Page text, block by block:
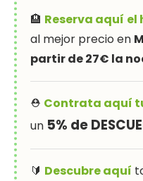
🏨 Reserva aquí el
al mejor precio en
partir de 27€ la
⛑ Contrata aquí tu
un 5% de
🔰 Descubre aquí